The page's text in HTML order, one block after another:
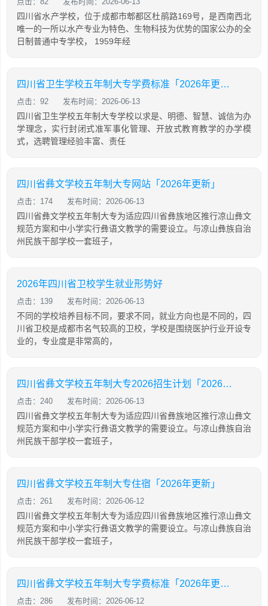
四川省水产学校，位于成都市郫都区杜鹃路169号，是西南西北
唯一的一所以水产专业为特色、生物科技为优势的国家公办的全
日制普通中专学校， 1959年经
四川省卫生学校五年制大专学费标准「2026年更新」
点击：92 发布时间：2026-06-13
四川省卫生学校五年制大专学校以求是、明德、智慧、诚信为办
学理念，实行封闭式准军事化管理、开放式教育教学的办学模
式，选聘管理经验丰富、责任
四川省彝文学校五年制大专网站「2026年更新」
点击：174 发布时间：2026-06-13
四川省彝文学校五年制大专为适应四川省彝族地区推行凉山彝文
规范方案和中小学实行彝语文教学的需要设立。与凉山彝族自治
州民族干部学校一套班子，
2026年四川省卫校学生就业形势好
点击：139 发布时间：2026-06-13
不同的学校培养目标不同，要求不同，就业方向也是不同的，四
川省卫校是成都市名气较高的卫校，学校是围绕医护行业开设专
业的，专业度是非常高的，
四川省彝文学校五年制大专2026招生计划「2026年更新」
点击：240 发布时间：2026-06-13
四川省彝文学校五年制大专为适应四川省彝族地区推行凉山彝文
规范方案和中小学实行彝语文教学的需要设立。与凉山彝族自治
州民族干部学校一套班子，
四川省彝文学校五年制大专住宿「2026年更新」
点击：261 发布时间：2026-06-12
四川省彝文学校五年制大专为适应四川省彝族地区推行凉山彝文
规范方案和中小学实行彝语文教学的需要设立。与凉山彝族自治
州民族干部学校一套班子，
四川省彝文学校五年制大专学费标准「2026年更新」
点击：286 发布时间：2026-06-12